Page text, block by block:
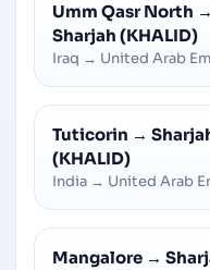
Umm Qasr North →
Sharjah (KHALID)
Iraq → United Arab
Tuticorin →
(KHALID)
India → United Arab
Mangalore →